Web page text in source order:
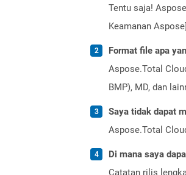
Tentu saja!
Keamanan
Format file apa
Aspose.Total
BMP), MD, dan
Saya tidak dapat
Aspose.Total
Di mana saya
Catatan rilis